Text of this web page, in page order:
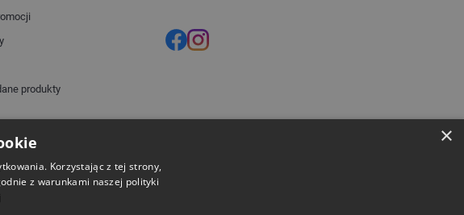
produkty
×
Korzystając z tej strony,
z warunkami naszej polityki